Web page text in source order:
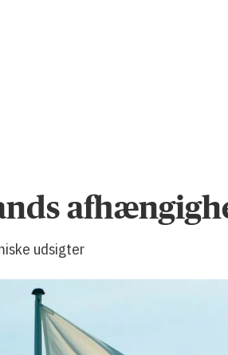
udsigter